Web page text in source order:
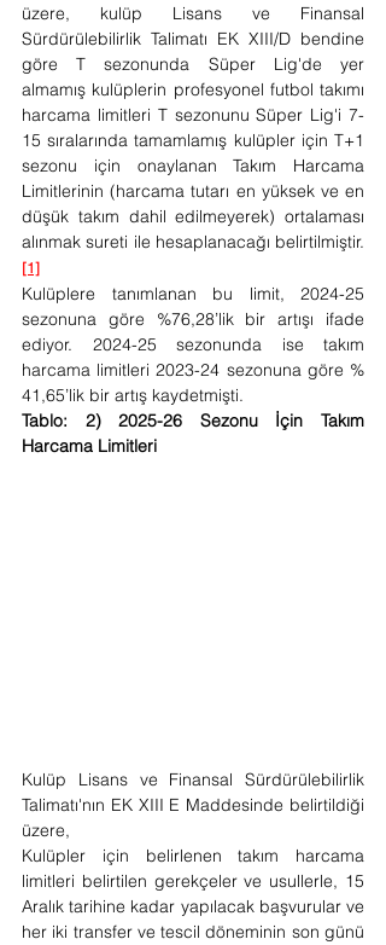
üzere, kulüp Lisans ve Finansal
Sürdürülebilirlik Talimatı EK XIII/D bendine
göre T sezonunda Süper Lig'de yer
almamış kulüplerin profesyonel futbol takımı
harcama limitleri T sezonunu Süper Lig'i 7-
15 sıralarında tamamlamış kulüpler için T+1
sezonu için onaylanan Takım Harcama
Limitlerinin (harcama tutarı en yüksek ve en
düşük takım dahil edilmeyerek) ortalaması
alınmak sureti ile hesaplanacağı belirtilmiştir.
[1]
Kulüplere tanımlanan bu limit, 2024-25
sezonuna göre %76,28’lik bir artışı ifade
ediyor. 2024-25 sezonunda ise takım
harcama limitleri 2023-24 sezonuna göre %
41,65’lik bir artış kaydetmişti.
Tablo: 2) 2025-26 Sezonu İçin Takım
Harcama Limitleri
Kulüp Lisans ve Finansal Sürdürülebilirlik
Talimatı'nın EK XIII E Maddesinde belirtildiği
üzere,
Kulüpler için belirlenen takım harcama
limitleri belirtilen gerekçeler ve usullerle, 15
Aralık tarihine kadar yapılacak başvurular ve
her iki transfer ve tescil döneminin son günü